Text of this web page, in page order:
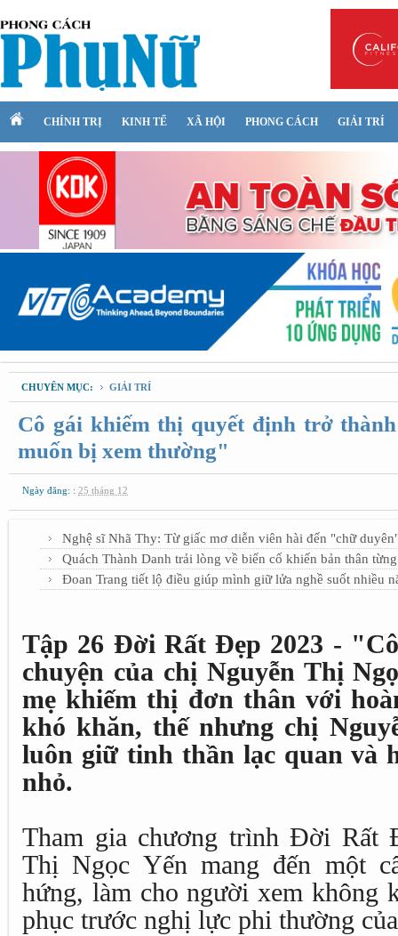
CHÍNH TRỊ KINH TẾ XÃ HỘI PHONG CÁCH GIẢI TRÍ
CHUYÊN MỤC: GIẢI TRÍ
Cô gái khiếm thị quyết định trở
muốn bị xem thường"
Ngày đăng: : 25 tháng 12
Nghệ sĩ Nhã Thy: Từ giấc mơ diễn viên hài đến "chữ
Quách Thành Danh trải lòng về biến cố khiến bản thân
Đoan Trang tiết lộ điều giúp mình giữ lửa nghề suốt nhiều
Tập 26 Đời Rất Đẹp 2023 -
chuyện của chị Nguyễn Thị
mẹ khiếm thị đơn thân với
khó khăn, thế nhưng chị
luôn giữ tinh thần lạc quan và
nhỏ.
Tham gia chương trình Đời Rất
Thị Ngọc Yến mang đến một
hứng, làm cho người xem không
phục trước nghị lực phi thường